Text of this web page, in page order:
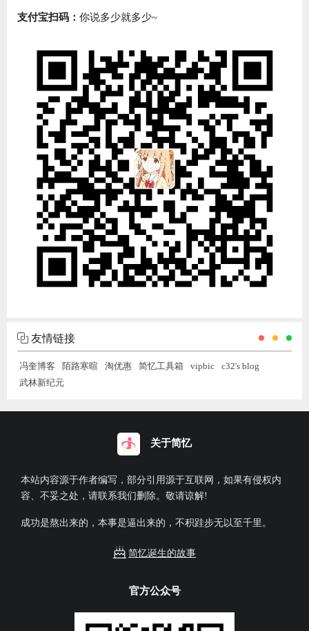
支付宝扫码： 你说多少就多少~
友情链接
冯奎博客 陌路寒暄 淘优惠 简忆工具箱 vipbic
c32's blog
武林新纪元
关于简忆
本站内容源于作者编写，部分引用源于互联网，如果有侵权内
容、不妥之处，请联系我们删除。敬请谅解!
成功是熬出来的，本事是逼出来的，不积跬步无以至千里。
简忆诞生的故事
官方公众号